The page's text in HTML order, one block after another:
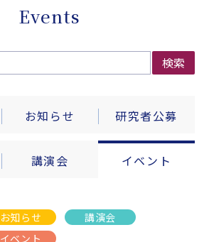
Events
検索
お知らせ 研究者公募
講演会 イベント
お知らせ
講演会
イベント